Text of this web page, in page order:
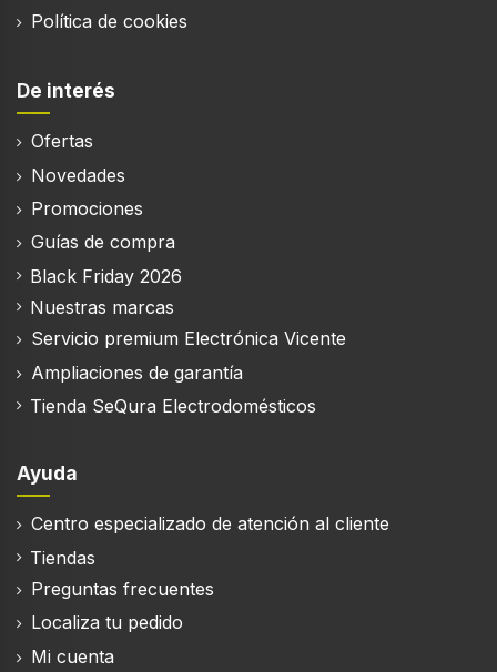
Política de cookies
De interés
Ofertas
Novedades
Promociones
Guías de compra
Black Friday 2026
Nuestras marcas
Servicio premium Electrónica Vicente
Ampliaciones de garantía
Tienda SeQura Electrodomésticos
Ayuda
Centro especializado de atención al cliente
Tiendas
Preguntas frecuentes
Localiza tu pedido
Mi cuenta